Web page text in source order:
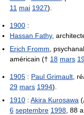
11 mai 1927).
1900 :
Hassan Fathy,
Erich Fromm ,
américain († 18 mars
1905 : Paul Grimault ,
29 mars 1994).
1910 : Akira Kurosawa
6 septembre 1998 , 88